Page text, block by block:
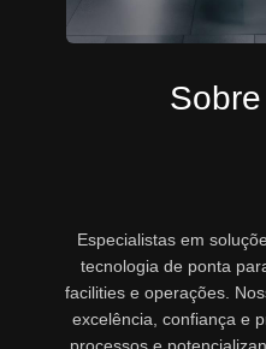
Especialistas em
tecnologia de ponta
facilities e operações.
excelência, confiança e